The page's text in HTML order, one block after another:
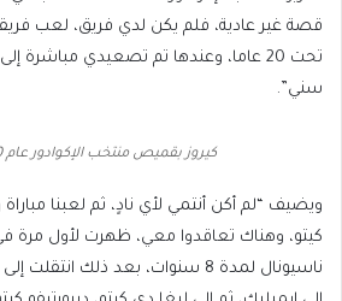
قصة غير عادية، فلم يكن لدي فريق، لعب
تحت 20 عاما، وعندها تم تصعيدي مباشرة
سني”.
كيروز بقميص منتخب الإكوادور عام 2010 (غيتي)
ويضيف “لم أكن أنتمي لأي نادٍ، ثم لعبنا
ناسيونال لمدة 8 سنوات، بعد ذلك